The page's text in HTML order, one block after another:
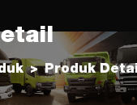
Produk